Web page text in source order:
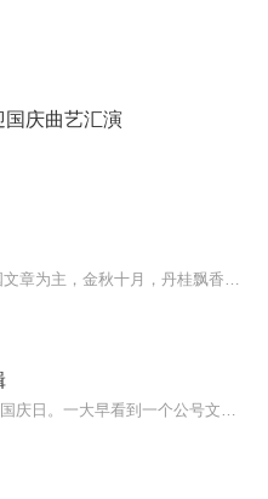
国庆曲艺汇演